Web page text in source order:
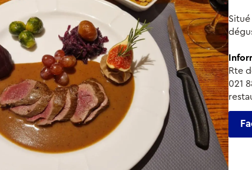
Rte
021